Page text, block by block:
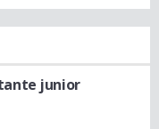
junior